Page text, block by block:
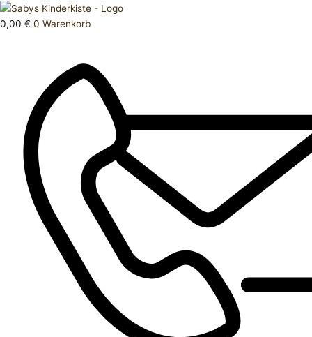
Zum
Inhalt
0,00 € 0 Warenkorb
Products
search
Oberteil
98